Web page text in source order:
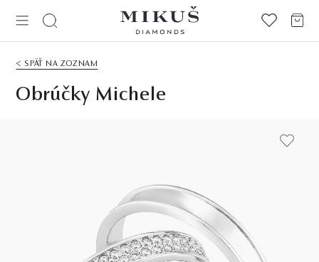
< SPÄŤ NA ZOZNAM
Obrúčky Michele